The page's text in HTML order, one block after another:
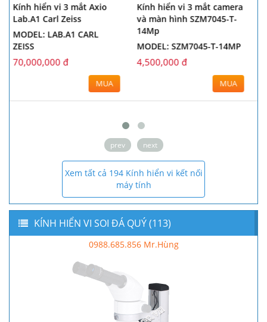
Camera kính hiển vi công
nghiệp HDMI HD 14MP
3.5X-90X! Kính hiển vi tiêu
cự tách 50/50
MODEL:
MUA
Kính hiển vi 3 mắt Axio
Lab.A1 Carl Zeiss
MODEL: LAB.A1 CARL
ZEISS
70,000,000 đ
MUA
prev next
Xem tất cả 194 Kính hiển vi kết nối
máy tính
KÍNH HIỂN VI SOI ĐÁ QUÝ (113)
0988.685.856 Mr.Hùng